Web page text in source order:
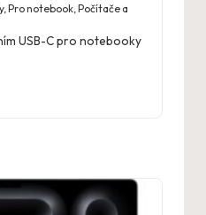
,Pro notebook ,Počítače a
USB-C pro notebooky